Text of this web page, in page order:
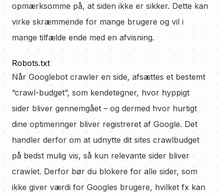
opmærksomme på, at siden ikke er sikker. Dette kan
virke skræmmende for mange brugere og vil i
mange tilfælde ende med en afvisning.
Robots.txt
Når Googlebot crawler en side, afsættes et bestemt
“crawl-budget”, som kendetegner, hvor hyppigt
sider bliver gennemgået – og dermed hvor hurtigt
dine optimeringer bliver registreret af Google. Det
handler derfor om at udnytte dit sites crawlbudget
på bedst mulig vis, så kun relevante sider bliver
crawlet. Derfor bør du blokere for alle sider, som
ikke giver værdi for Googles brugere, hvilket fx kan